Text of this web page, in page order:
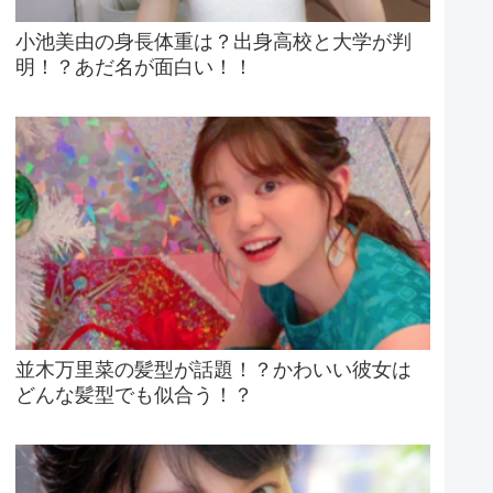
小池美由の身長体重は？出身高校と大学が判
明！？あだ名が面白い！！
並木万里菜の髪型が話題！？かわいい彼女は
どんな髪型でも似合う！？